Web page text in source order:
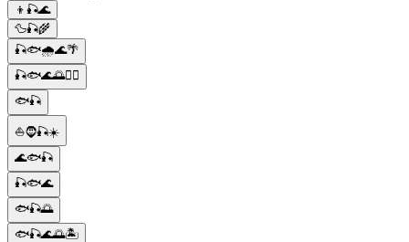
👦🎣🌊
🦆🎣🌾
🎣🐟🌧️🌊🌴
🎣🐟🌊🌅🚣‍♂️
🐟🎣
⛵🧔🎣☀️
🌊🐟🎣
🎣🐟🌊
🐟🎣🌅
🐟🎣🌊🌅🏝️